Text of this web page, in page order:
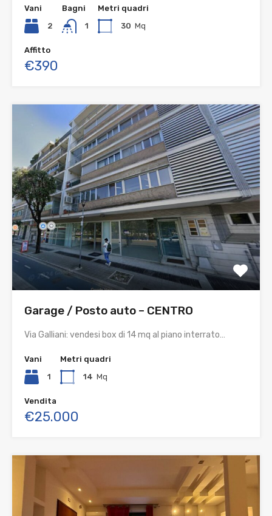
Vani
2
Bagni
1
Metri quadri
30 Mq
Affitto
€390
Garage / Posto auto – CENTRO
Via Galliani: vendesi box di 14 mq al piano interrato…
Vani
1
Metri quadri
14 Mq
Vendita
€25.000